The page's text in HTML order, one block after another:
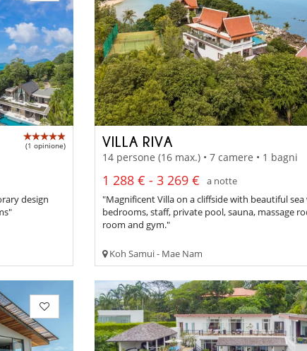
(1 opinione)
design
VILLA RIVA
14 persone (16 max.) • 7 camere • 1 bagni
1 288 € - 3 269 €
a notte
"Magnificent Villa on a cliffside with beautiful sea
bedrooms, staff, private pool, sauna, massage
room and gym."
Koh Samui - Mae Nam